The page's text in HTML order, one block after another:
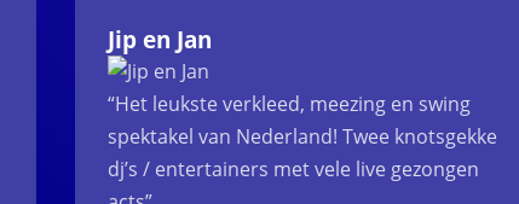
Jip en Jan
“Het leukste verkleed, meezing en swing
spektakel van Nederland! Twee knotsgekke
dj’s / entertainers met vele live gezongen